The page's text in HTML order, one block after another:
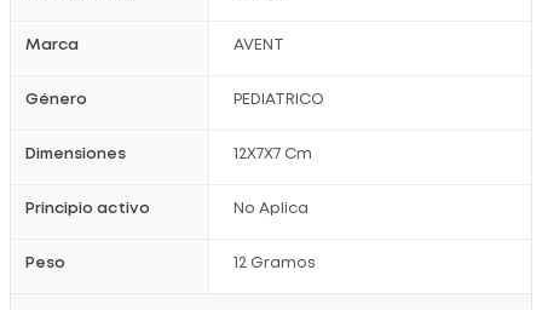
Marca AVENT
Género PEDIATRICO
Dimensiones 12X7X7 Cm
Principio activo No Aplica
Peso 12 Gramos